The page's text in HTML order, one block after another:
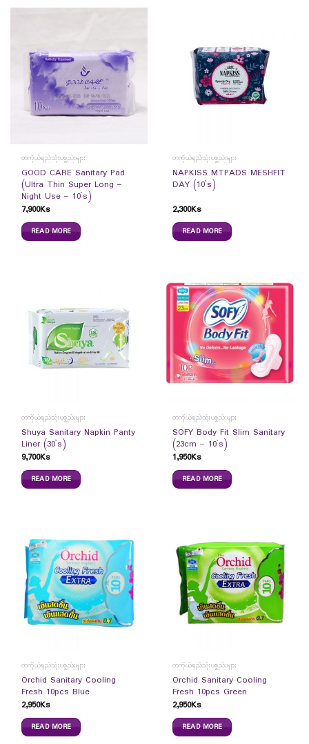
တကိုယ်ရည်သုံးပစ္စည်းများ
GOOD CARE Sanitary Pad
(Ultra Thin Super Long –
Night Use – 10`s)
7,900Ks
READ MORE
တကိုယ်ရည်သုံးပစ္စည်းများ
NAPKISS MTPADS MESHFIT
DAY (10`s)
2,300Ks
READ MORE
တကိုယ်ရည်သုံးပစ္စည်းများ
Shuya Sanitary Napkin Panty
Liner (30`s)
9,700Ks
READ MORE
တကိုယ်ရည်သုံးပစ္စည်းများ
SOFY Body Fit Slim Sanitary
(23cm – 10`s)
1,950Ks
READ MORE
တကိုယ်ရည်သုံးပစ္စည်းများ
Orchid Sanitary Cooling
Fresh 10pcs Blue
2,950Ks
READ MORE
တကိုယ်ရည်သုံးပစ္စည်းများ
Orchid Sanitary Cooling
Fresh 10pcs Green
2,950Ks
READ MORE